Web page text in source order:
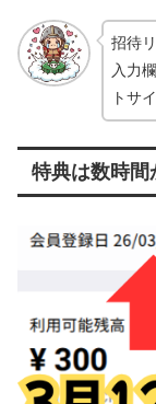
招待
入力
トサ
特典は数時間